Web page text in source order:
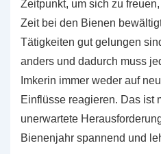
Zeitpunkt, um sich zu
Zeit bei den Bienen
Tätigkeiten gut gelungen
anders und dadurch muss
Imkerin immer weder auf
Einflüsse reagieren. Das ist
unerwartete
Bienenjahr spannend und